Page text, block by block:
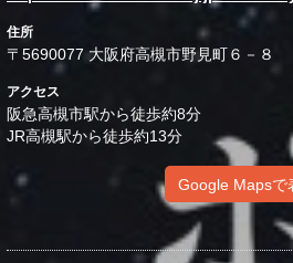
住所
〒5690077 大阪府高槻市野見町６－８
アクセス
阪急高槻市駅から徒歩約8分
JR高槻駅から徒歩約13分
Google Mapsで